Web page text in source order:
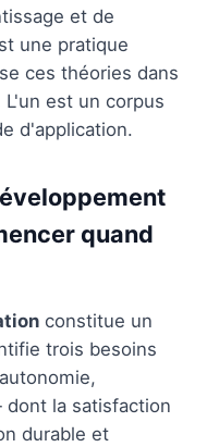
et de
une pratique
ces théories dans
est un corpus
d'application.
quand
constitue un
trois besoins
la satisfaction
durable et